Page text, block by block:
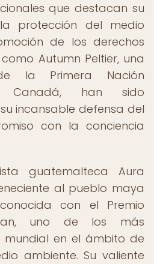
que destacan su
protección del medio
de los derechos
Autumn Peltier, una
la Primera Nación
Canadá, han sido
incansable defensa del
con la conciencia
guatemalteca Aura
al pueblo maya
con el Premio
uno de los más
mundial en el ámbito de
ambiente. Su valiente